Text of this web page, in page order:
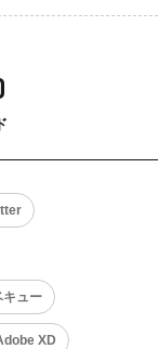
キュー
XD